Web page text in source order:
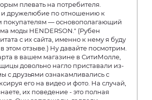
плевать на потребителя.
и дружелюбие по отношению к
покупателям — основополагающий
моды HENDERSON." (Рубен
с их сайта, именно к нему я буду
этом отзыве.) Ну давайте посмотрим.
в вашем магазине в СитиМолле,
довольно нагло приставали из-
с друзьями ознакамливались с
его на видео и фото. На случай,
их поведение - это полная